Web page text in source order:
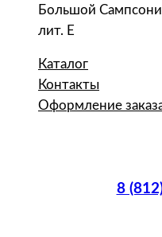
Большой
лит. Е
Каталог
Контакты
Оформление
8